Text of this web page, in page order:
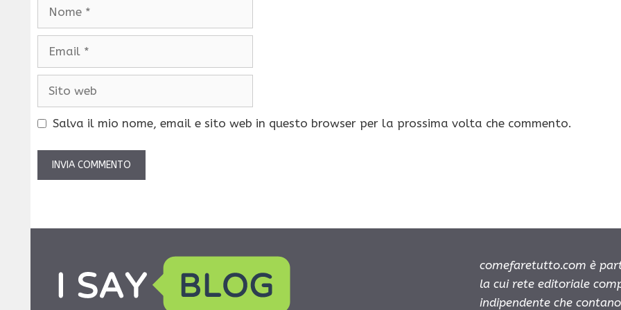
Salva il mio nome, email e sito web in questo browser per la prossima volta che commento.
comefaretutto.com è
la cui rete editoriale
indipendente che